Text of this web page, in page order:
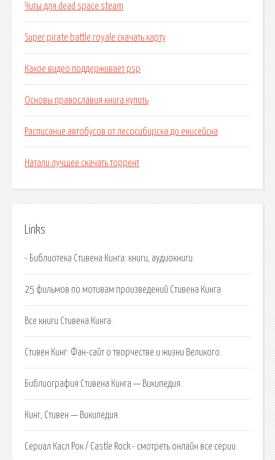
Читы для dead space steam
Super pirate battle royale скачать карту
Какое видео поддерживает psp
Основы православия книга купить
Расписание автобусов от лесосибирска до енисейска
Натали лучшее скачать торрент
Links
- Библиотека Стивена Кинга: книги, аудиокниги.
25 фильмов по мотивам произведений Стивена Кинга
Все книги Стивена Кинга.
Стивен Кинг: Фан-сайт о творчестве и жизни Великого.
Библиография Стивена Кинга — Википедия.
Кинг, Стивен — Википедия.
Сериал Касл Рок / Castle Rock - смотреть онлайн все серии.